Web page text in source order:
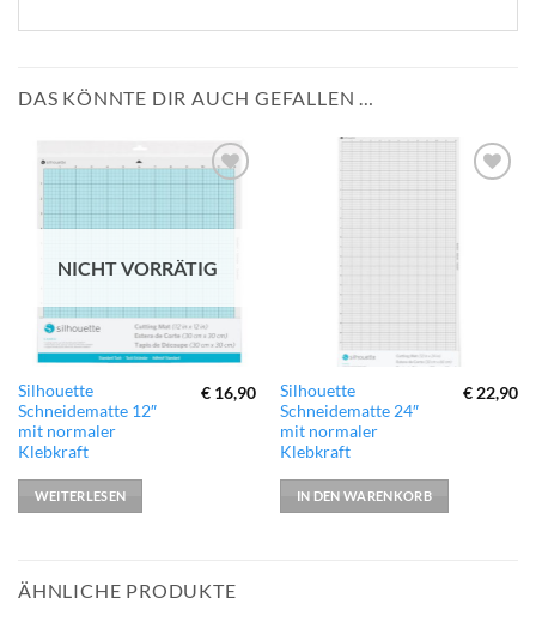
DAS KÖNNTE DIR AUCH GEFALLEN …
Wunschliste
hinzufügen
NICHT VORRÄTIG
Silhouette
Schneidematte 12″
mit normaler
Klebkraft
€ 16,90
WEITERLESEN
Silhouette
Schneidematte 24″
mit normaler
Klebkraft
€ 22,90
IN DEN WARENKORB
ÄHNLICHE PRODUKTE